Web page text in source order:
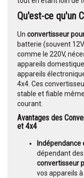
Qu'est-ce qu'un
Un convertisseur
batterie (souvent
comme le 220V,
appareils
appareils
4x4. Ces
stable et fiable
courant.
Avantages des
et 4x4
dépendant
convertisseur
vos appareils